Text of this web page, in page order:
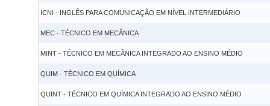
ICNI - INGLÊS PARA COMUNICAÇÃO EM NÍVEL INTERMEDIÁRIO
MEC - TÉCNICO EM MECÂNICA
MINT - TÉCNICO EM MECÂNICA INTEGRADO AO ENSINO MÉDIO
QUIM - TÉCNICO EM QUÍMICA
QUINT - TÉCNICO EM QUÍMICA INTEGRADO AO ENSINO MÉDIO